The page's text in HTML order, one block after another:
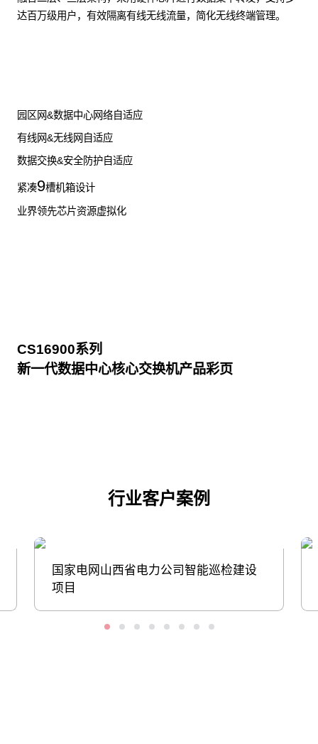
达百万级用户，有效隔离有线无线流量，简化无线终端管理。
园区网&数据中心网络自适应
有线网&无线网自适应
数据交换&安全防护自适应
紧凑9槽机箱设计
业界领先芯片资源虚拟化
CS16900系列
新一代数据中心核心交换机产品彩页
行业客户案例
国家电网山西省电力公司智能巡检建设
项目